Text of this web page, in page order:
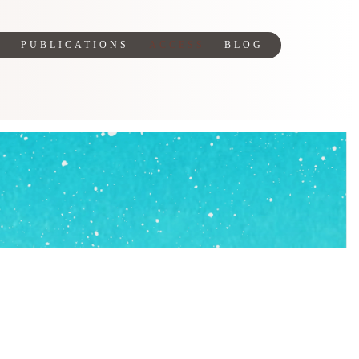
PUBLICATIONS ACCESS BLOG